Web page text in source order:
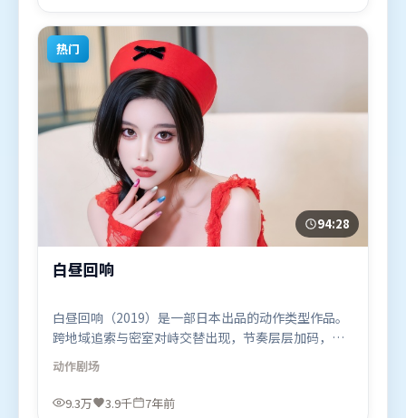
热门
94:28
白昼回响
白昼回响（2019）是一部日本出品的动作类型作品。
跨地域追索与密室对峙交替出现，节奏层层加码，张
力持续上扬。动作场面设计讲究空间与节奏，文戏部
分同样扎实耐嚼。由是枝裕和执导，基里安·墨菲、
长泽雅美、张家辉，咏梅等联袂出演。影片于2019年
动作剧场
9.3万 3.9千 7年前